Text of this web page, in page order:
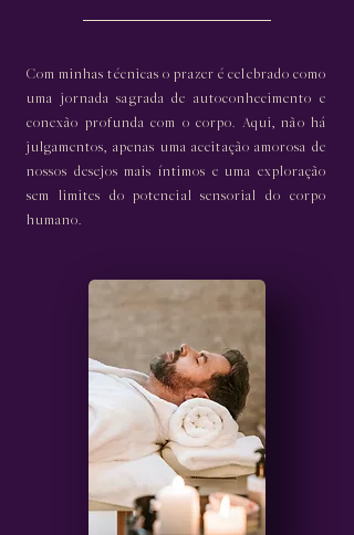
Com minhas técnicas o prazer é celebrado como
uma jornada sagrada de autoconhecimento e
conexão profunda com o corpo. Aqui, não há
julgamentos, apenas uma aceitação amorosa de
nossos desejos mais íntimos e uma exploração
sem limites do potencial sensorial do corpo
humano.